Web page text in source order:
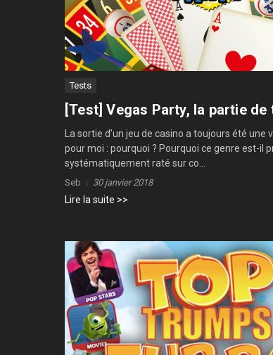
Tests
[Test] Vegas Party, la partie de
La sortie d’un jeu de casino a toujours été une
pour moi : pourquoi ? Pourquoi ce genre est-il
systématiquement raté sur co...
Seb 30 janvier 2018
Lire la suite >>